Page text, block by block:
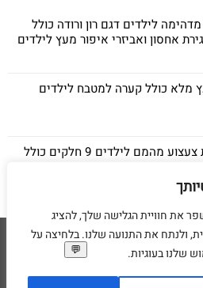
את חוויית הגלישה שלך, להציג
ולנתח את התנועה שלנו. בלחיצה על
שלנו בעוגיות.
לילדים דגם רון ורודה כולל
אחסון ואביזרי איפור מעץ לילדים
מלא כולל קערה למטבח לילדים
סט סירים ממתכת צעצוע מהמם לילדים 9 חלקים כולל
MasterCard
American
Express
Visa
החזרת מוצרים תקנון מדיניות פרטיות